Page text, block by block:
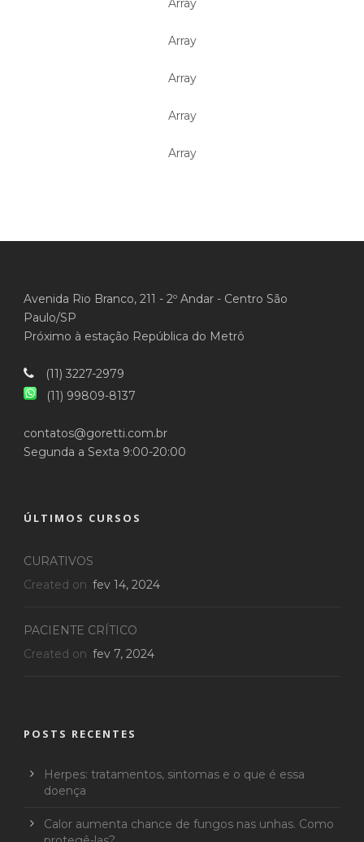
Array
Array
Array
Array
Array
Avenida Rio Branco, 211 - 2º Andar - Centro São
Paulo/SP
Próximo à estação República do Metrô
(11) 3227-2979
(11) 99809-8137
contatos@goretti.com.br
Segunda a Sexta 9:00-20:00
ÚLTIMOS CURSOS
CURATIVOS
Created on fev 14, 2024
PACIENTE CRÍTICO
Created on fev 7, 2024
POSTS RECENTES
Herpes: tratamentos, sintomas e o que é essa
doença
Calor aumenta chance de fungos nas unhas. Como